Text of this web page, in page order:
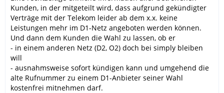
Kunden, in der mitgeteilt wird, dass aufgrund gekündigter
Verträge mit der Telekom leider ab dem x.x. keine
Leistungen mehr im D1-Netz angeboten werden können.
Und dann dem Kunden die Wahl zu lassen, ob er
- in einem anderen Netz (D2, O2) doch bei simply bleiben
will
- ausnahmsweise sofort kündigen kann und umgehend die
alte Rufnummer zu einem D1-Anbieter seiner Wahl
kostenfrei mitnehmen darf.